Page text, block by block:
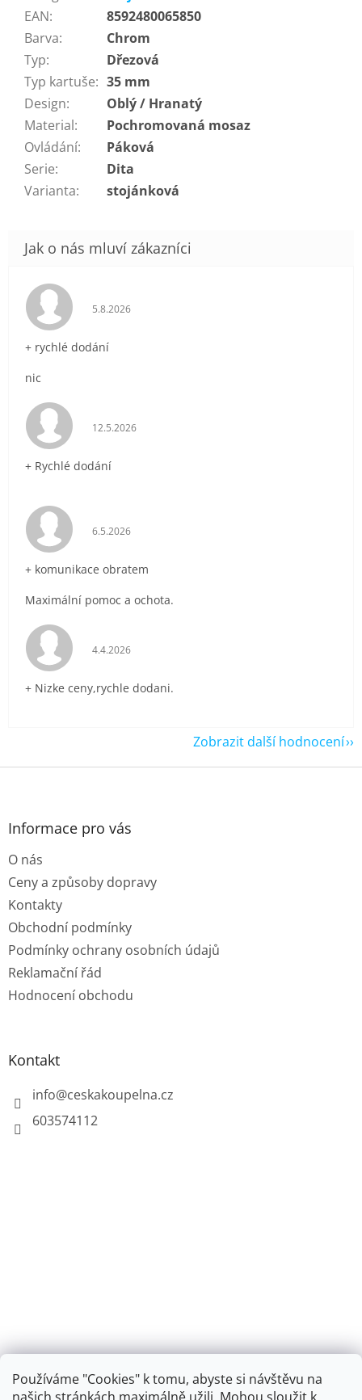
Používáme "Cookies" k tomu, abyste si návštěvu na
EAN:
8592480065850
Barva:
Chrom
Typ:
Dřezová
Typ kartuše: 35 mm
Design:
Oblý / Hranatý
Material:
Pochromovaná mosaz
Ovládání:
Páková
Serie:
Dita
Varianta: stojánková
Hodnocení obchodu je 5 z 5 hvězdiček.
5.8.2026
+ rychlé dodání
nic
Hodnocení obchodu je 5 z 5 hvězdiček.
12.5.2026
+ Rychlé dodání
Hodnocení obchodu je 5 z 5 hvězdiček.
6.5.2026
+ komunikace obratem
Maximální pomoc a ochota.
Hodnocení obchodu je 5 z 5 hvězdiček.
4.4.2026
+ Nizke ceny,rychle dodani.
Zobrazit další hodnocení
Z
Informace pro vás
O nás
Ceny a způsoby dopravy
Kontakty
Obchodní podmínky
Podmínky ochrany osobních údajů
Reklamační řád
Hodnocení obchodu
Kontakt
info@ceskakoupelna.cz
603574112